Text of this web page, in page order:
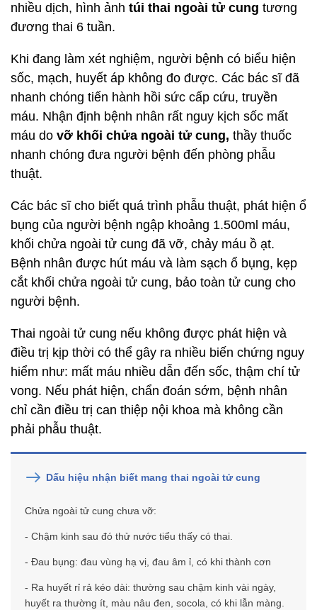
nhiều dịch, hình ảnh túi thai ngoài tử cung tương
đương thai 6 tuần.
Khi đang làm xét nghiệm, người bệnh có biểu hiện
sốc, mạch, huyết áp không đo được. Các bác sĩ đã
nhanh chóng tiến hành hồi sức cấp cứu, truyền
máu. Nhận định bệnh nhân rất nguy kịch sốc mất
máu do vỡ khối chửa ngoài tử cung, thầy thuốc
nhanh chóng đưa người bệnh đến phòng phẫu
thuật.
Các bác sĩ cho biết quá trình phẫu thuật, phát hiện ổ
bụng của người bệnh ngập khoảng 1.500ml máu,
khối chửa ngoài tử cung đã vỡ, chảy máu ồ ạt.
Bệnh nhân được hút máu và làm sạch ổ bụng, kẹp
cắt khối chửa ngoài tử cung, bảo toàn tử cung cho
người bệnh.
Thai ngoài tử cung nếu không được phát hiện và
điều trị kịp thời có thể gây ra nhiều biến chứng nguy
hiểm như: mất máu nhiều dẫn đến sốc, thậm chí tử
vong. Nếu phát hiện, chẩn đoán sớm, bệnh nhân
chỉ cần điều trị can thiệp nội khoa mà không cần
phải phẫu thuật.
Dấu hiệu nhận biết mang thai ngoài tử cung
Chửa ngoài tử cung chưa vỡ:
- Chậm kinh sau đó thử nước tiểu thấy có thai.
- Đau bụng: đau vùng hạ vị, đau âm ỉ, có khi thành cơn
- Ra huyết rỉ rả kéo dài: thường sau chậm kinh vài ngày,
huyết ra thường ít, màu nâu đen, socola, có khi lẫn màng.